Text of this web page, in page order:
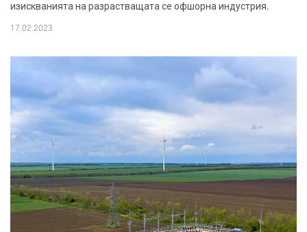
изискванията на разрастващата се офшорна индустрия.
17.02.2023